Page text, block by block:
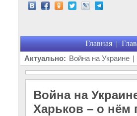
Главная |
Актуально: Война на Украине |
Война на
Харьков – о нём